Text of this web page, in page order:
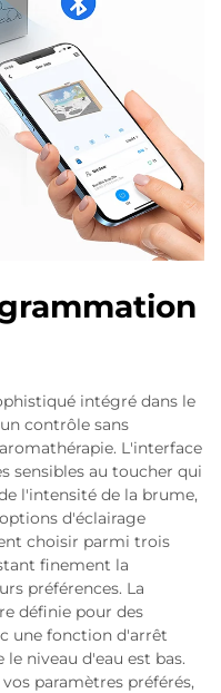
intégré dans le
contrôle sans
L'interface
sensibles au toucher qui
l'intensité de la brume,
d'éclairage
choisir parmi trois
finement la
préférences. La
définie pour des
une fonction d'arrêt
niveau d'eau est bas.
paramètres préférés,